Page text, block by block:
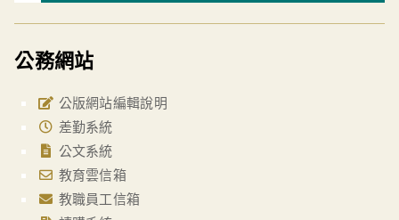
公務網站
公版網站編輯說明
差勤系統
公文系統
教育雲信箱
教職員工信箱